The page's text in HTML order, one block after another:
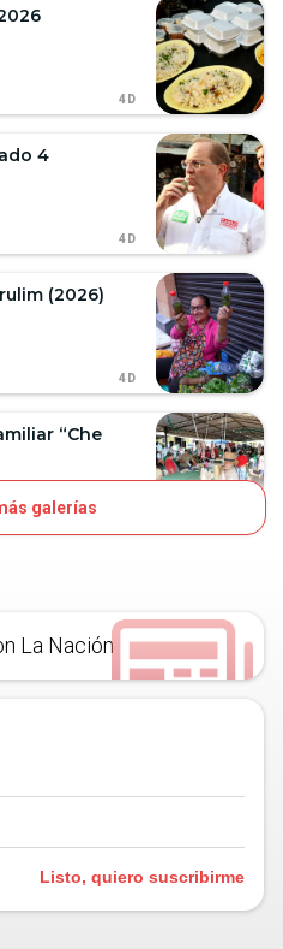
4D
4
4D
(2026)
4D
“Che
galerías
La Nación
Listo, quiero suscribirme